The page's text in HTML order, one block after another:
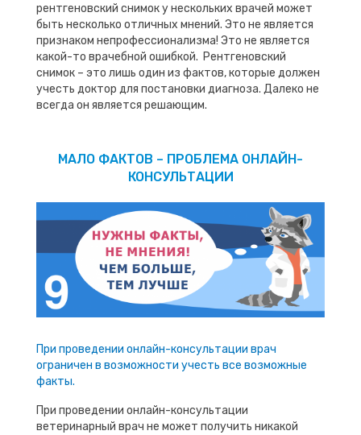
рентгеновский снимок у нескольких врачей может
быть несколько отличных мнений. Это не является
признаком непрофессионализма! Это не является
какой-то врачебной ошибкой. Рентгеновский
снимок – это лишь один из фактов, которые должен
учесть доктор для постановки диагноза. Далеко не
всегда он является решающим.
МАЛО ФАКТОВ – ПРОБЛЕМА ОНЛАЙН-
КОНСУЛЬТАЦИИ
При проведении онлайн-консультации врач
ограничен в возможности учесть все возможные
факты.
При проведении онлайн-консультации
ветеринарный врач не может получить никакой